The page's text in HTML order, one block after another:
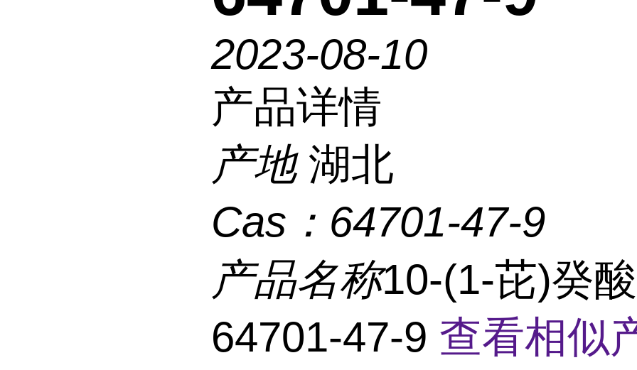
2023-08-10
产品详情
产地 湖北
Cas： 64701-47-9
产品名称10-(1-芘)癸酸
64701-47-9 查看相似